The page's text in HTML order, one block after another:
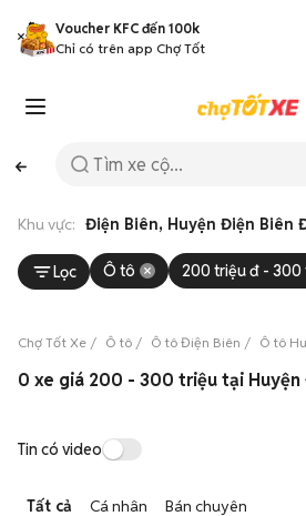
Voucher KFC đến 100k
Chỉ có trên app Chợ Tốt
Khu vực: Điện Biên, Huyện Điện Biên
Lọc Ô tô 200 triệu đ - 300
Chợ Tốt Xe Ô tô Ô tô Điện Biên Ô tô
Tin có video
Tất cả Cá nhân Bán chuyên